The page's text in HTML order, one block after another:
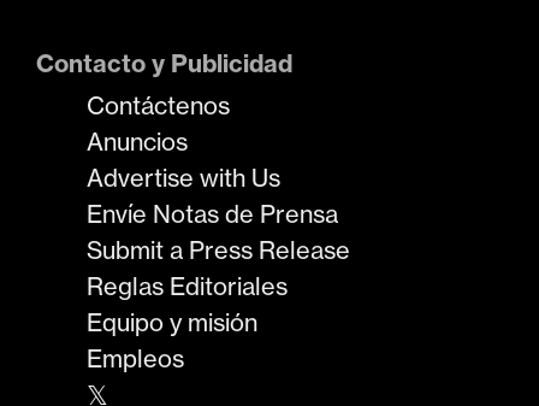
Contacto y Publicidad
Contáctenos
Anuncios
Advertise with Us
Envíe Notas de Prensa
Submit a Press Release
Reglas Editoriales
Equipo y misión
Empleos
𝕏